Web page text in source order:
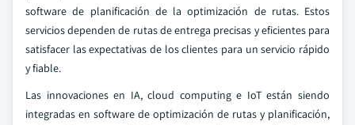
software de planificación de la optimización de rutas. Estos
servicios dependen de rutas de entrega precisas y eficientes para
satisfacer las expectativas de los clientes para un servicio rápido
y fiable.
Las innovaciones en IA, cloud computing e IoT están siendo
integradas en software de optimización de rutas y planificación,